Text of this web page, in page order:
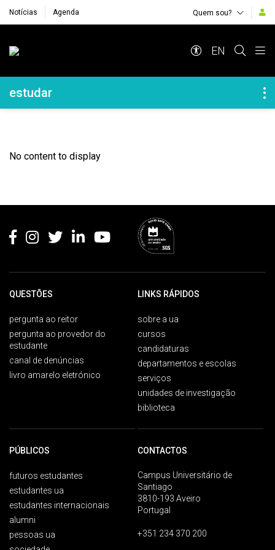
Notícias Agenda Quem sou?
EN
Navegação Lateral
estudar
No content to display
QUESTÕES
pergunta ao reitor
pergunta ao provedor do
estudante
canal de denúncias
livro amarelo eletrónico
LINKS RÁPIDOS
sobre a ua
cursos
candidaturas
departamentos e escolas
serviços
unidades de investigação
biblioteca
PÚBLICOS
futuros estudantes
estudantes ua
estudantes internacionais
alumni
pessoas ua
CONTACTOS
Campus Universitário de
Santiago
3810-193 Aveiro
Portugal
+351 234 370 200